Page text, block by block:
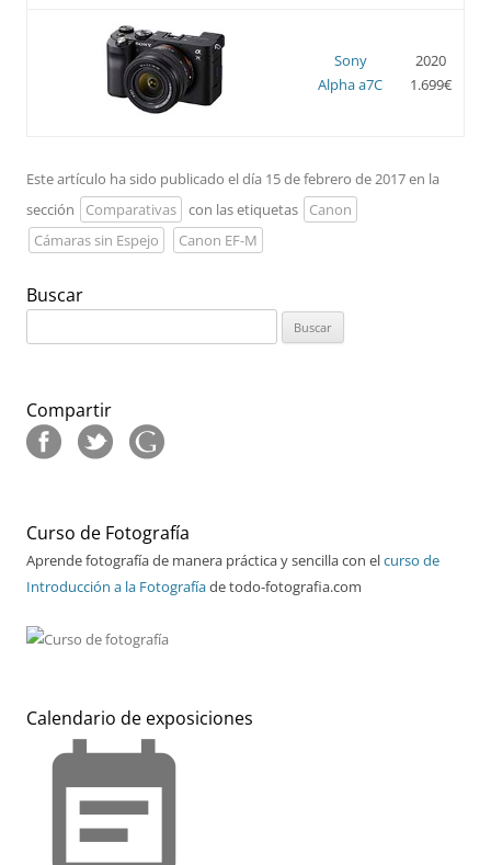
Sony
Alpha a7C
2020
1.699€
Este artículo ha sido publicado el día 15 de febrero de 2017 en la
sección
Comparativas con las etiquetas
Canon
Cámaras sin Espejo
Canon EF-M
Buscar
Compartir
Curso de Fotografía
Aprende fotografía de manera práctica y sencilla con elcurso de
Introducción a la Fotografíade todo-fotografia.com
Calendario de exposiciones
event_note